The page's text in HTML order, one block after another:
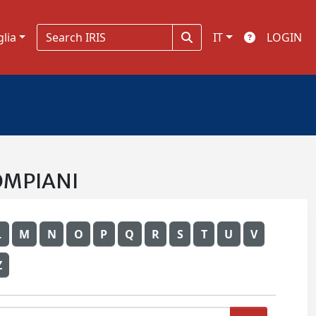
IT LOGIN
M N O P Q R S T U V